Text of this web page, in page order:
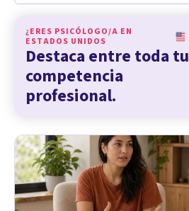
¿ERES PSICÓLOGO/A EN
ESTADOS UNIDOS
Destaca entre toda tu
competencia
profesional.